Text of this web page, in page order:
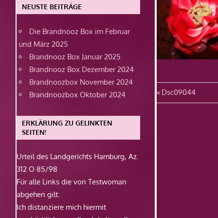
Vorheriger
Beitrag:
Dsc09044
NEUSTE BEITRÄGE
Die Brandnooz Box im Februar
und März 2025
Brandnooz Box Januar 2025
Brandnooz Box Dezember 2024
Brandnoozbox November 2024
Brandnoozbox Oktober 2024
ERKLÄRUNG ZU GELINKTEN
SEITEN!
Urteil des Landgerichts Hamburg, Az.
312 O 85/98
Für alle Links die von Testwoman
abgehen gilt:
Ich distanziere mich hiermit